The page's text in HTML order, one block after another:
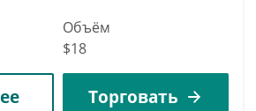
Объём
$18
Торговать